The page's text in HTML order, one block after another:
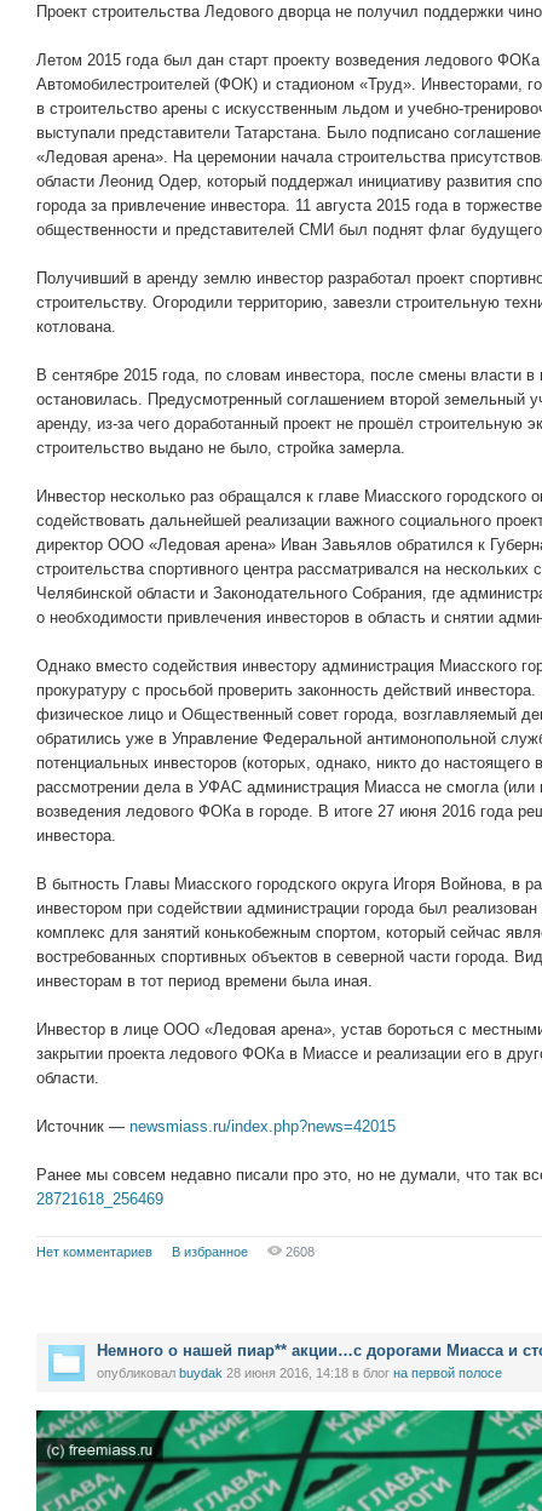
Проект строительства Ледового дворца не получил поддержки
Летом 2015 года был дан старт проекту возведения ледового
Автомобилестроителей (ФОК) и стадионом «Труд». Инвесторами,
в строительство арены с искусственным льдом и учебно-
выступали представители Татарстана. Было подписано
«Ледовая арена». На церемонии начала строительства
области Леонид Одер, который поддержал инициативу развития
города за привлечение инвестора. 11 августа 2015 года в
общественности и представителей СМИ был поднят флаг
Получивший в аренду землю инвестор разработал проект
строительству. Огородили территорию, завезли строительную
котлована.
В сентябре 2015 года, по словам инвестора, после смены власти в
остановилась. Предусмотренный соглашением второй земельный
аренду, из-за чего доработанный проект не прошёл строительную
строительство выдано не было, стройка замерла.
Инвестор несколько раз обращался к главе Миасского городского
содействовать дальнейшей реализации важного социального
директор ООО «Ледовая арена» Иван Завьялов обратился к
строительства спортивного центра рассматривался на
Челябинской области и Законодательного Собрания, где
о необходимости привлечения инвесторов в область и снятии
Однако вместо содействия инвестору администрация Миасского
прокуратуру с просьбой проверить законность действий
физическое лицо и Общественный совет города, возглавляемый
обратились уже в Управление Федеральной антимонопольной
потенциальных инвесторов (которых, однако, никто до
рассмотрении дела в УФАС администрация Миасса не смогла (или
возведения ледового ФОКа в городе. В итоге 27 июня 2016 года
инвестора.
В бытность Главы Миасского городского округа Игоря Войнова, в
инвестором при содействии администрации города был
комплекс для занятий конькобежным спортом, который сейчас
востребованных спортивных объектов в северной части города.
инвесторам в тот период времени была иная.
Инвестор в лице ООО «Ледовая арена», устав бороться с
закрытии проекта ледового ФОКа в Миассе и реализации его в
области.
Источник — newsmiass.ru/index.php?news=42015
Ранее мы совсем недавно писали про это, но не думали, что так
28721618_256469
Нет комментариев В избранное 2608
Немного о нашей пиар** акции…с дорогами Миасса и
опубликовал buydak 28 июня 2016, 14:18 в блог на первой полосе